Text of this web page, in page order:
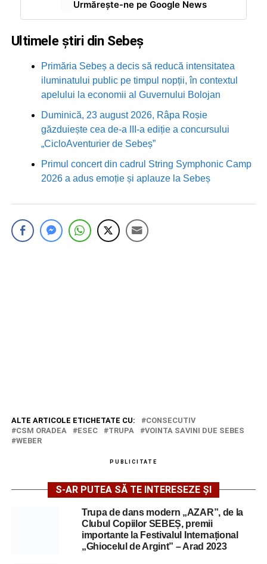
Urmărește-ne pe Google News
Ultimele știri din Sebeș
Primăria Sebeș a decis să reducă intensitatea
iluminatului public pe timpul nopții, în contextul
apelului la economii al Guvernului Bolojan
Duminică, 23 august 2026, Râpa Roșie
găzduiește cea de-a III-a ediție a concursului
„CicloAventurier de Sebeș”
Primul concert din cadrul String Symphonic Camp
2026 a adus emoție și aplauze la Sebeș
ALTE ARTICOLE ETICHETATE CU:
CONSECUTIV
CSM ORADEA
ESEC TRUPA
VOINTA SAVINI DUE SEBES
WEBER
PUBLICITATE
S-AR PUTEA SĂ TE INTERESEZE ȘI
Trupa de dans modern „AZAR”, de la
Clubul Copiilor SEBEȘ, premii
importante la Festivalul Internațional
„Ghiocelul de Argint” – Arad 2023